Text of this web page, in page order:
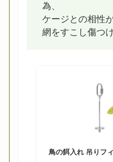
為、
ケージとの相性
網をすこし傷つ
鳥の餌入れ 吊りフ